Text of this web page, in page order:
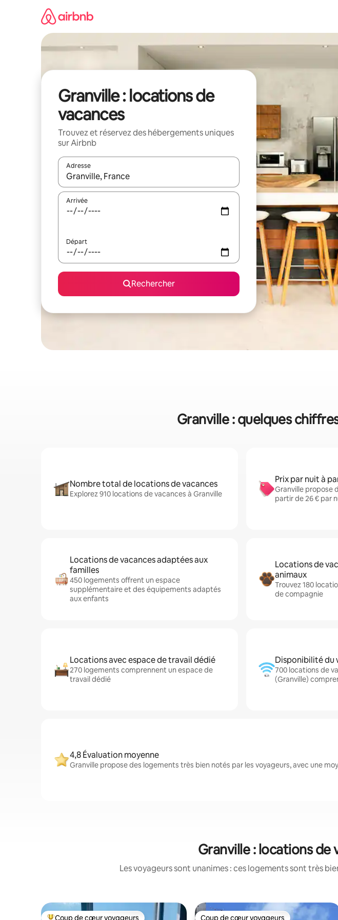
Granville : locations de
vacances
Trouvez et réservez des hébergements uniques
sur Airbnb
Adresse
Lorsque les résultats s'affichent, utilisez les flèches vers le haut et vers le bas
Arrivée
Départ
Rechercher
Granville : quelques
Nombre total de locations de vacances
Explorez 910 locations de vacances à Granville
Prix par nuit à
Granville propose
partir de 26 € par
Locations de vacances adaptées aux
familles
450 logements offrent un espace
supplémentaire et des équipements adaptés
aux enfants
Locations de
animaux
Trouvez 180
de compagnie
Locations avec espace de travail dédié
270 logements comprennent un espace de
travail dédié
Disponibilité du
700 locations de
(Granville)
4,8 Évaluation moyenne
Granville propose des logements très bien notés par les voyageurs, avec une
Granville : locations de
Les voyageurs sont unanimes : ces logements sont très
Coup de cœur voyageurs Coup de cœur voyageurs